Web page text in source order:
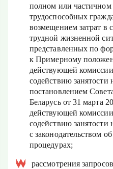
полном или
трудоспособных
возмещением затрат в
трудной жизненной
представленных по
к Примерному
действующей
содействию
постановлением
Беларусь от 31 марта
действующей
содействию занятости
с законодательством
процедурах;
рассмотрения